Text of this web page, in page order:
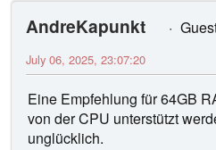
AndreKapunkt
July 06, 2025, 23:07:20
Eine Empfehlung für 64GB
von der CPU unterstützt
unglücklich.